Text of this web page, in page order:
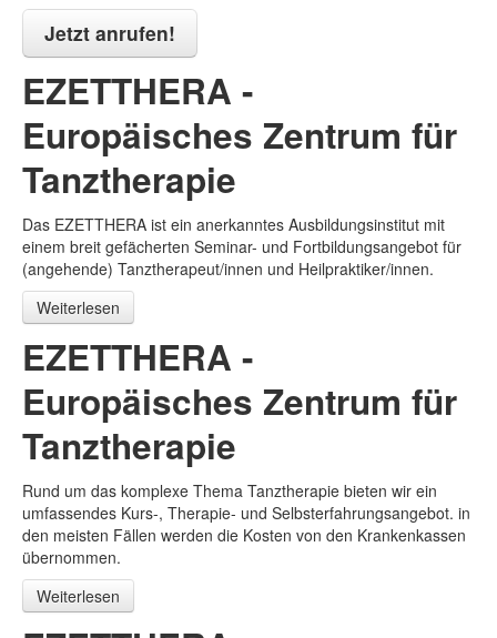
Jetzt anrufen!
EZETTHERA -
Europäisches Zentrum für
Tanztherapie
Das EZETTHERA ist ein anerkanntes Ausbildungsinstitut mit
einem breit gefächerten Seminar- und Fortbildungsangebot für
(angehende) Tanztherapeut/innen und Heilpraktiker/innen.
Weiterlesen
EZETTHERA -
Europäisches Zentrum für
Tanztherapie
Rund um das komplexe Thema Tanztherapie bieten wir ein
umfassendes Kurs-, Therapie- und Selbsterfahrungsangebot. in
den meisten Fällen werden die Kosten von den Krankenkassen
übernommen.
Weiterlesen